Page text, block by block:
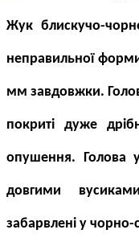
Жук блискучо-
неправильної
мм завдовжки.
покриті дуже
опушення. Голова
довгими
забарвлені у чорно-